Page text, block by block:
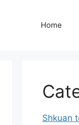
Home
Shkuan